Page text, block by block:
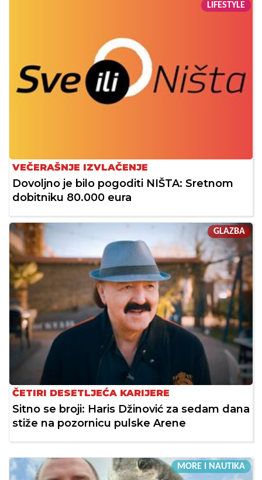
LIFESTYLE
VEČERAŠNJE IZVLAČENJE
Dovoljno je bilo pogoditi NIŠTA: Sretnom
dobitniku 80.000 eura
GLAZBA
ČETIRI DESETLJEĆA KARIJERE
Sitno se broji: Haris Džinović za sedam dana
stiže na pozornicu pulske Arene
MORE I NAUTIKA